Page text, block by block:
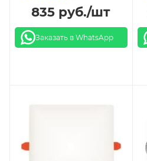
835 руб./шт
Заказать в WhatsApp